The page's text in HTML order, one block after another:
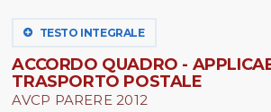
TESTO INTEGRALE
ACCORDO QUADRO -
TRASPORTO POSTALE
AVCP PARERE 2012